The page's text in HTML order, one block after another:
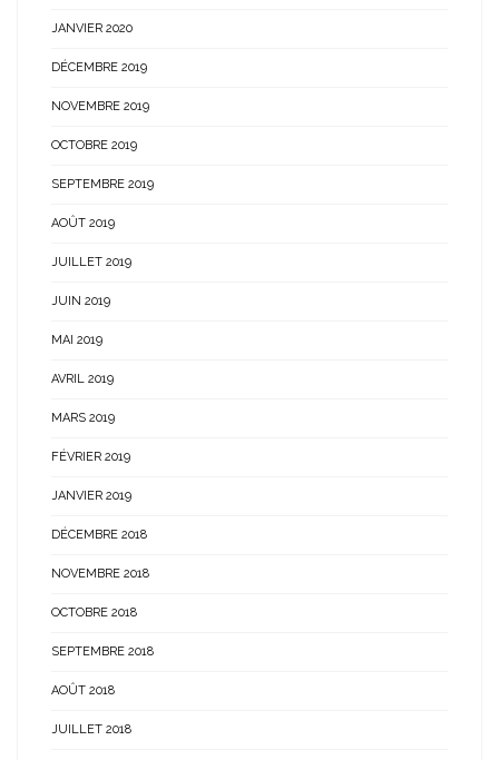
JANVIER 2020
DÉCEMBRE 2019
NOVEMBRE 2019
OCTOBRE 2019
SEPTEMBRE 2019
AOÛT 2019
JUILLET 2019
JUIN 2019
MAI 2019
AVRIL 2019
MARS 2019
FÉVRIER 2019
JANVIER 2019
DÉCEMBRE 2018
NOVEMBRE 2018
OCTOBRE 2018
SEPTEMBRE 2018
AOÛT 2018
JUILLET 2018